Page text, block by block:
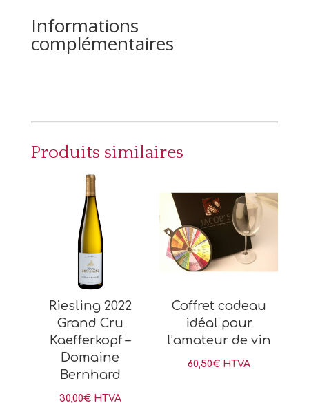
Informations
complémentaires
Produits similaires
Riesling 2022
Grand Cru
Kaefferkopf –
Domaine
Bernhard
30,00€ HTVA
Coffret cadeau
idéal pour
l’amateur de vin
60,50€ HTVA